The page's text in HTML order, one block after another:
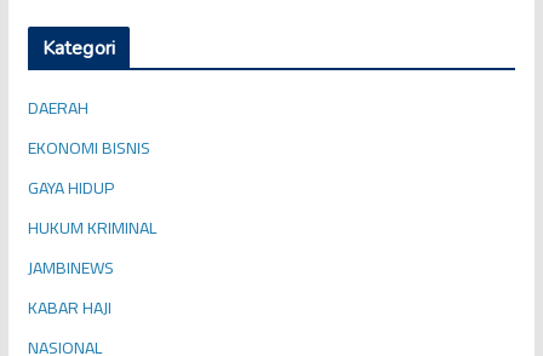
Kategori
DAERAH
EKONOMI BISNIS
GAYA HIDUP
HUKUM KRIMINAL
JAMBINEWS
KABAR HAJI
NASIONAL